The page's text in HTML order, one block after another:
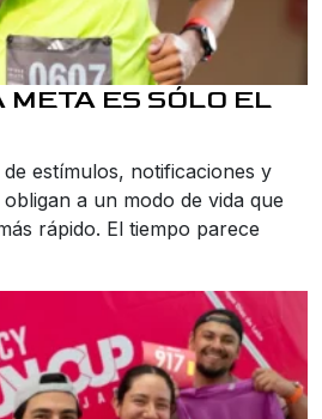
META ES SÓLO EL
estímulos, notificaciones y
a un modo de vida que
rápido. El tiempo parece